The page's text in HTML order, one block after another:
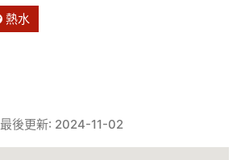
熱水
最後更新: 2024-11-02